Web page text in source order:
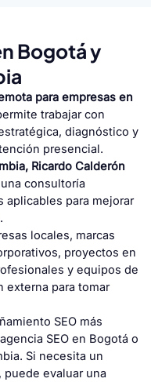
Bogotá y
para empresas en
trabajar con
diagnóstico y
presencial.
Ricardo Calderón
consultoría
aplicables para mejorar
locales, marcas
proyectos en
y equipos de
externa para tomar
SEO más
agencia SEO en Bogotá o
. Si necesita un
evaluar una